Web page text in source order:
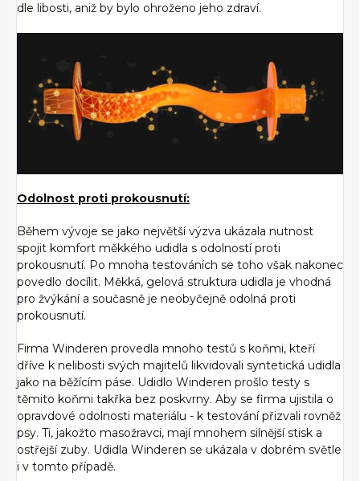
dle libosti, aniž by bylo ohroženo jeho zdraví.
Odolnost proti prokousnutí:
Během vývoje se jako největší výzva ukázala nutnost
spojit komfort měkkého udidla s odolností proti
prokousnutí. Po mnoha testováních se toho však nakonec
povedlo docílit. Měkká, gelová struktura udidla je vhodná
pro žvýkání a současně je neobyčejně odolná proti
prokousnutí.
Firma Winderen provedla mnoho testů s koňmi, kteří
dříve k nelibosti svých majitelů likvidovali syntetická udidla
jako na běžícím páse. Udidlo Winderen prošlo testy s
těmito koňmi takřka bez poskvrny. Aby se firma ujistila o
opravdové odolnosti materiálu - k testování přizvali rovněž
psy. Ti, jakožto masožravci, mají mnohem silnější stisk a
ostřejší zuby. Udidla Winderen se ukázala v dobrém světle
i v tomto případě.